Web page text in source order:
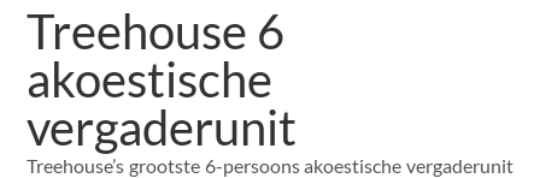
Treehouse 6
akoestische
vergaderunit
Treehouse’s grootste 6-persoons akoestische vergaderunit